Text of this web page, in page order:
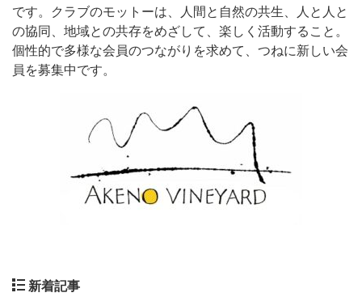
です。クラブのモットーは、人間と自然の共生、人と人と
の協同、地域との共存をめざして、楽しく活動すること。
個性的で多様な会員のつながりを求めて、つねに新しい会
員を募集中です。
新着記事